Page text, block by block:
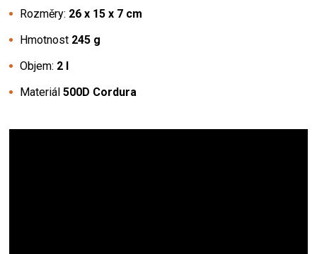
Rozměry: 26 x 15 x 7 cm
Hmotnost 245 g
Objem: 2 l
Materiál 500D Cordura